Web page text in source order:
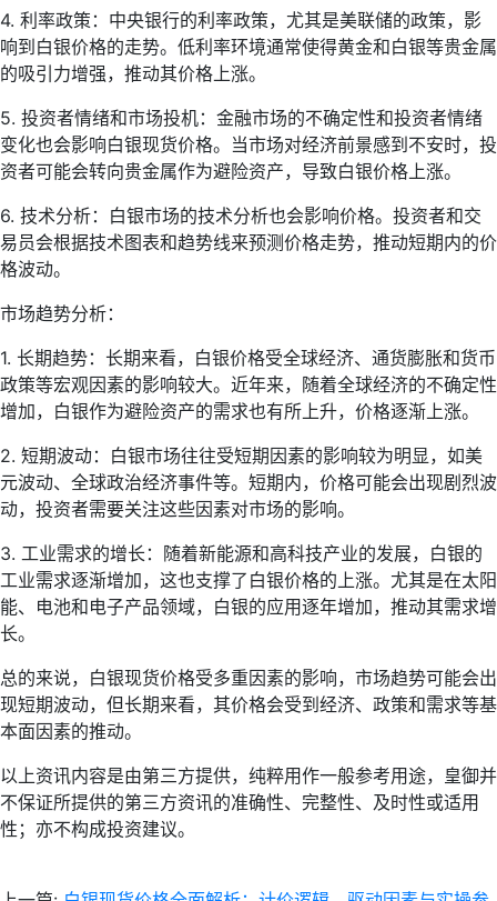
4. 利率政策：中央银行的利率政策，尤其是美联储的政策，影
响到白银价格的走势。低利率环境通常使得黄金和白银等贵金属
的吸引力增强，推动其价格上涨。
5. 投资者情绪和市场投机：金融市场的不确定性和投资者情绪
变化也会影响白银现货价格。当市场对经济前景感到不安时，投
资者可能会转向贵金属作为避险资产，导致白银价格上涨。
6. 技术分析：白银市场的技术分析也会影响价格。投资者和交
易员会根据技术图表和趋势线来预测价格走势，推动短期内的价
格波动。
市场趋势分析：
1. 长期趋势：长期来看，白银价格受全球经济、通货膨胀和货币
政策等宏观因素的影响较大。近年来，随着全球经济的不确定性
增加，白银作为避险资产的需求也有所上升，价格逐渐上涨。
2. 短期波动：白银市场往往受短期因素的影响较为明显，如美
元波动、全球政治经济事件等。短期内，价格可能会出现剧烈波
动，投资者需要关注这些因素对市场的影响。
3. 工业需求的增长：随着新能源和高科技产业的发展，白银的
工业需求逐渐增加，这也支撑了白银价格的上涨。尤其是在太阳
能、电池和电子产品领域，白银的应用逐年增加，推动其需求增
长。
总的来说，白银现货价格受多重因素的影响，市场趋势可能会出
现短期波动，但长期来看，其价格会受到经济、政策和需求等基
本面因素的推动。
以上资讯内容是由第三方提供，纯粹用作一般参考用途，皇御并
不保证所提供的第三方资讯的准确性、完整性、及时性或适用
性；亦不构成投资建议。